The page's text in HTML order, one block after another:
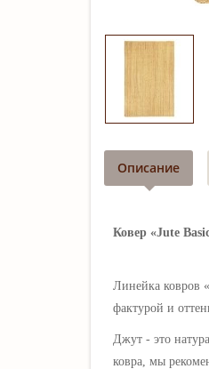
Описание
Ковер «Jute
Линейка ковров
фактурой и
Джут - это
ковра, мы